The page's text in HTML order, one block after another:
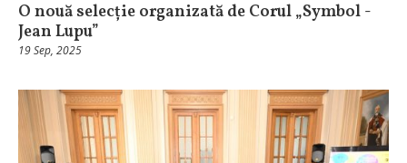
O nouă selecție organizată de Corul „Symbol -
Jean Lupu”
19 Sep, 2025